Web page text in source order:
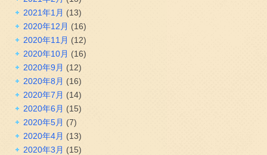
2021年1月 (13)
2020年12月 (16)
2020年11月 (12)
2020年10月 (16)
2020年9月 (12)
2020年8月 (16)
2020年7月 (14)
2020年6月 (15)
2020年5月 (7)
2020年4月 (13)
2020年3月 (15)